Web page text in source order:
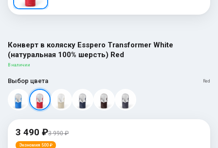
Конверт в коляску Esspero Transformer White
(натуральная 100% шерсть) Red
В наличии
Выбор цвета Red
3 490 ₽3 990 ₽
Экономия 500 ₽